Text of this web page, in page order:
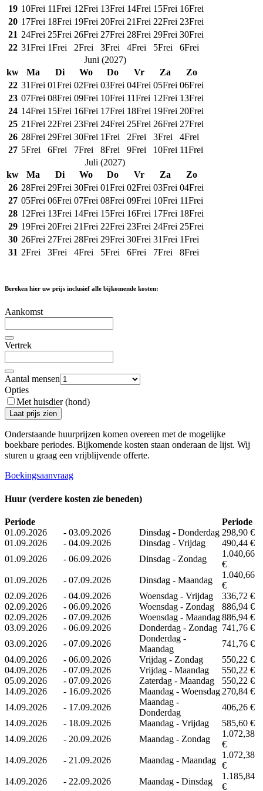
19 10Frei 11Frei 12Frei 13Frei 14Frei 15Frei 16Frei
20 17Frei 18Frei 19Frei 20Frei 21Frei 22Frei 23Frei
21 24Frei 25Frei 26Frei 27Frei 28Frei 29Frei 30Frei
22 31Frei 1Frei 2Frei 3Frei 4Frei 5Frei 6Frei
Juni (2027)
kw
Ma Di Wo Do Vr Za
Zo
22 31Frei 01Frei 02Frei 03Frei 04Frei 05Frei 06Frei
23 07Frei 08Frei 09Frei 10Frei 11Frei 12Frei 13Frei
24 14Frei 15Frei 16Frei 17Frei 18Frei 19Frei 20Frei
25 21Frei 22Frei 23Frei 24Frei 25Frei 26Frei 27Frei
26 28Frei 29Frei 30Frei 1Frei 2Frei 3Frei 4Frei
27 5Frei 6Frei 7Frei 8Frei 9Frei 10Frei 11Frei
Juli (2027)
kw
Ma Di Wo Do Vr Za
Zo
26 28Frei 29Frei 30Frei 01Frei 02Frei 03Frei 04Frei
27 05Frei 06Frei 07Frei 08Frei 09Frei 10Frei 11Frei
28 12Frei 13Frei 14Frei 15Frei 16Frei 17Frei 18Frei
29 19Frei 20Frei 21Frei 22Frei 23Frei 24Frei 25Frei
30 26Frei 27Frei 28Frei 29Frei 30Frei 31Frei 1Frei
31 2Frei 3Frei 4Frei 5Frei 6Frei 7Frei 8Frei
Bereken hier uw prijs inclusief alle bijkomende kosten:
Aankomst
Vertrek
Aantal mensen
Opties
Met huisdier (hond)
Laat prijs zien
Onderstaande huurprijzen komen overeen met de mogelijke
boekbare periodes. Bijkomende kosten staan ​​onderaan de lijst. Wij
sturen u graag een vrijblijvende offerte.
Boekingsaanvraag
Huur (verdere kosten zie beneden)
Periode
Periode
01.09.2026
- 03.09.2026 Dinsdag - Donderdag 298,90 €
01.09.2026
- 04.09.2026 Dinsdag - Vrijdag
490,44 €
01.09.2026
- 06.09.2026 Dinsdag - Zondag
1.040,66
€
01.09.2026
- 07.09.2026 Dinsdag - Maandag
1.040,66
€
02.09.2026
- 04.09.2026 Woensdag - Vrijdag
336,72 €
02.09.2026
- 06.09.2026 Woensdag - Zondag
886,94 €
02.09.2026
- 07.09.2026 Woensdag - Maandag886,94 €
03.09.2026
- 06.09.2026 Donderdag - Zondag 741,76 €
03.09.2026
- 07.09.2026
Donderdag -
Maandag
741,76 €
04.09.2026
- 06.09.2026 Vrijdag - Zondag
550,22 €
04.09.2026
- 07.09.2026 Vrijdag - Maandag
550,22 €
05.09.2026
- 07.09.2026 Zaterdag - Maandag
550,22 €
14.09.2026
- 16.09.2026 Maandag - Woensdag 270,84 €
14.09.2026
- 17.09.2026
Maandag -
Donderdag
406,26 €
14.09.2026
- 18.09.2026 Maandag - Vrijdag
585,60 €
14.09.2026
- 20.09.2026 Maandag - Zondag
1.072,38
€
14.09.2026
- 21.09.2026 Maandag - Maandag
1.072,38
€
14.09.2026
- 22.09.2026 Maandag - Dinsdag
1.185,84
€